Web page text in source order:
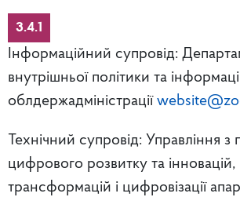
3.4.1
Інформаційний супровід:
внутрішньої політики та
облдержадміністрації
Технічний супровід: Управління з
цифрового розвитку та
трансформацій і цифровізації